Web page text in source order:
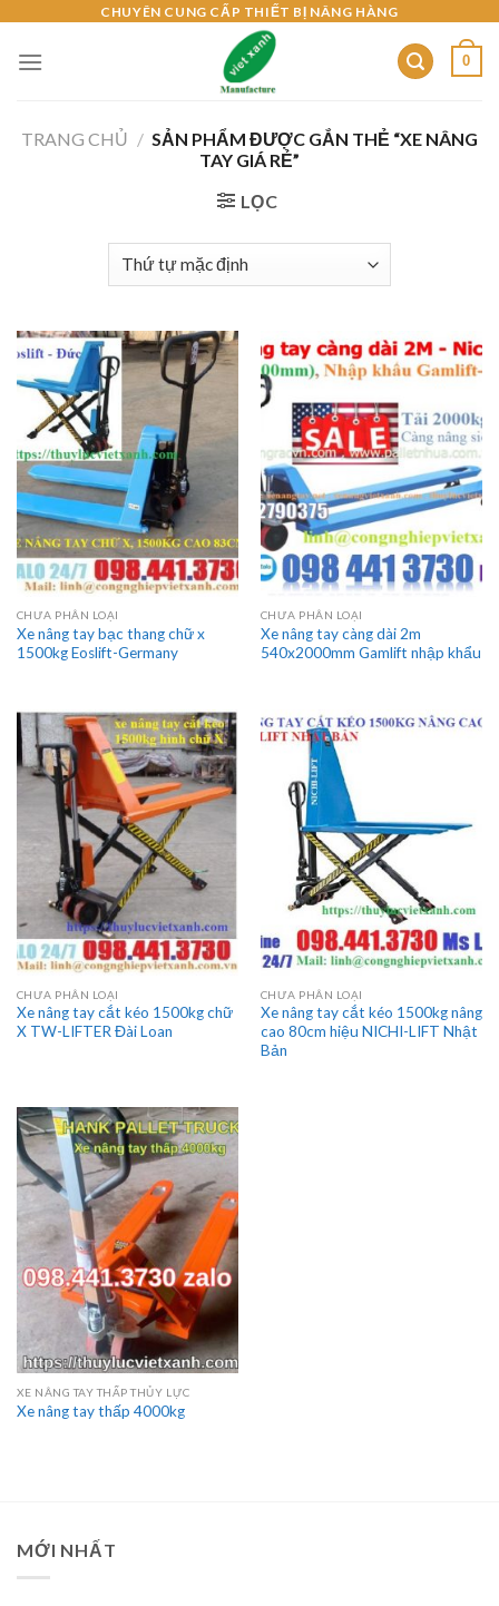
content
CHUYÊN CUNG CẤP THIẾT BỊ NÂNG HÀNG
0
TRANG CHỦ / SẢN PHẨM ĐƯỢC GẮN THẺ “XE NÂNG
TAY GIÁ RẺ”
LỌC
CHƯA PHÂN LOẠI
Xe nâng tay bạc thang chữ x
1500kg Eoslift-Germany
CHƯA PHÂN LOẠI
Xe nâng tay càng dài 2m
540x2000mm Gamlift nhập khẩu
CHƯA PHÂN LOẠI
Xe nâng tay cắt kéo 1500kg chữ
X TW-LIFTER Đài Loan
CHƯA PHÂN LOẠI
Xe nâng tay cắt kéo 1500kg nâng
cao 80cm hiệu NICHI-LIFT Nhật
Bản
XE NÂNG TAY THẤP THỦY LỰC
Xe nâng tay thấp 4000kg
MỚI NHẤT